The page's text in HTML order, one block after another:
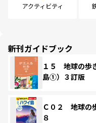
アクティビティ
新刊ガイドブック
１５ 地球の
島①）３訂版
Ｃ０２ 地球の
８